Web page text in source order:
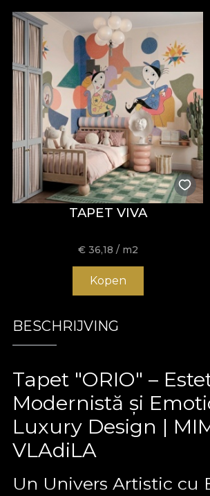
TAPET VIVA
€ 36,18 / m2
Kopen
BESCHRIJVING
Tapet "ORIO" –
Modernistă și
Luxury Design |
VLAdiLA
Un Univers Artistic cu